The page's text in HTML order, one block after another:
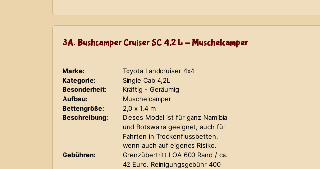
3A. Bushcamper Cruiser SC 4,2 L - Muschelcamper
Marke:
Toyota Landcruiser 4x4
Kategorie:
Single Cab 4,2L
Besonderheit:
Kräftig - Geräumig
Aufbau:
Muschelcamper
Bettengröße:
2,0 x 1,4 m
Beschreibung:
Dieses Model ist für ganz Namibia
und Botswana geeignet, auch für
Fahrten in Trockenflussbetten,
wenn auch auf eigenes Risiko.
Gebühren:
Grenzübertritt LOA 600 Rand / ca.
42 Euro. Reinigungsgebühr 400